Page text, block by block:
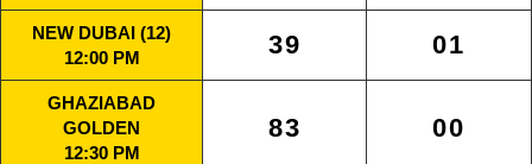
NEW DUBAI (12)
12:00 PM
39 01
GHAZIABAD
GOLDEN
12:30 PM
83 00